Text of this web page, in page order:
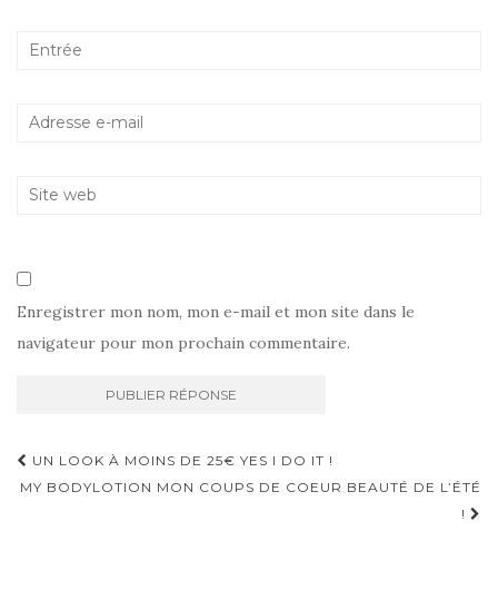
Enregistrer mon nom, mon e-mail et mon site dans le
navigateur pour mon prochain commentaire.
Navigation
d'article
UN LOOK À MOINS DE 25€ YES I DO IT !
MY BODYLOTION MON COUPS DE COEUR BEAUTÉ DE L’ÉTÉ
!